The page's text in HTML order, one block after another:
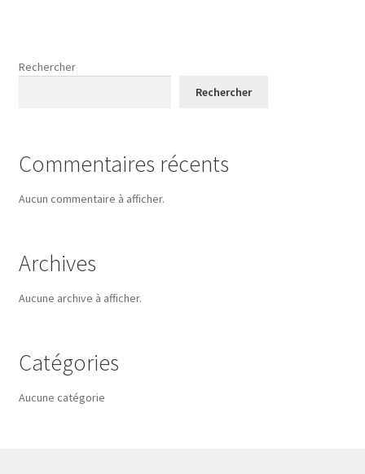
Rechercher
Rechercher
Commentaires récents
Aucun commentaire à afficher.
Archives
Aucune archive à afficher.
Catégories
Aucune catégorie